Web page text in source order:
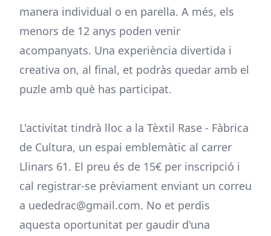
manera individual o en parella. A més, els
menors de 12 anys poden venir
acompanyats. Una experiència divertida i
creativa on, al final, et podràs quedar amb el
puzle amb què has participat.
L'activitat tindrà lloc a la Tèxtil Rase - Fàbrica
de Cultura, un espai emblemàtic al carrer
Llinars 61. El preu és de 15€ per inscripció i
cal registrar-se prèviament enviant un correu
a uededrac@gmail.com. No et perdis
aquesta oportunitat per gaudir d'una